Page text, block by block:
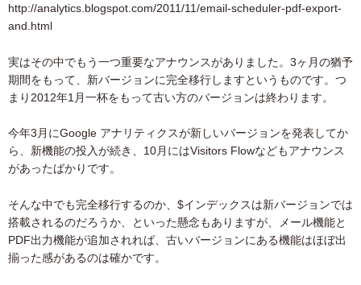
http://analytics.blogspot.com/2011/11/email-scheduler-pdf-export-
and.html
実はその中でもう一つ重要なアナウンスがありました。3ヶ月の猶予
期間をもって、新バージョンに完全移行しますというものです。つ
まり2012年1月一杯をもって古い方のバージョンは終わります。
今年3月にGoogle アナリティクスが新しいバージョンを発表してか
ら、新機能の投入が続き、10月にはVisitors Flowなどもアナウンス
があったばかりです。
そんな中でも完全移行するのか、$インデックスは新バージョンでは
搭載されるのだろうか、といった懸念もありますが、メール機能と
PDF出力機能が追加されれば、古いバージョンにある機能はほぼ出
揃った感があるのは確かです。